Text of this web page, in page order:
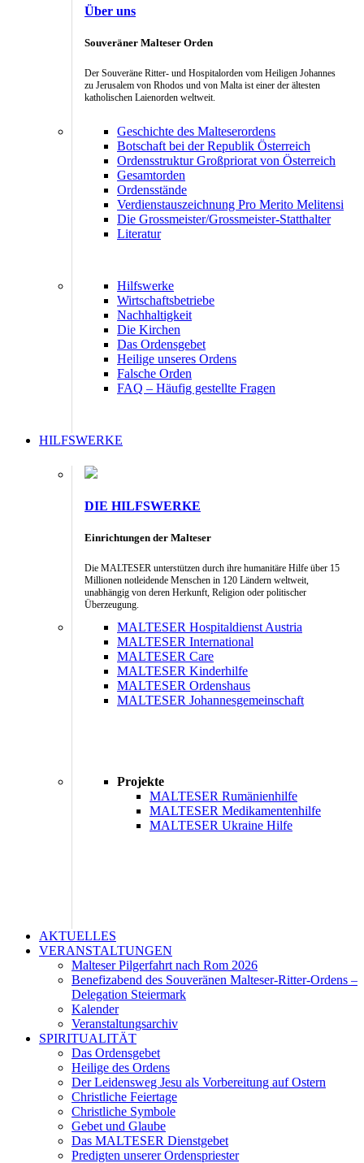
Über uns
Souveräner Malteser Orden
Der Souveräne Ritter- und Hospitalorden vom Heiligen Johannes
zu Jerusalem von Rhodos und von Malta ist einer der ältesten
katholischen Laienorden weltweit.
Geschichte des Malteserordens
Botschaft bei der Republik Österreich
Ordensstruktur Großpriorat von Österreich
Gesamtorden
Ordensstände
Verdienstauszeichnung Pro Merito Melitensi
Die Grossmeister/Grossmeister-Statthalter
Literatur
Hilfswerke
Wirtschaftsbetriebe
Nachhaltigkeit
Die Kirchen
Das Ordensgebet
Heilige unseres Ordens
Falsche Orden
FAQ – Häufig gestellte Fragen
HILFSWERKE
DIE HILFSWERKE
Einrichtungen der Malteser
Die MALTESER unterstützen durch ihre humanitäre Hilfe über 15
Millionen notleidende Menschen in 120 Ländern weltweit,
unabhängig von deren Herkunft, Religion oder politischer
Überzeugung.
MALTESER Hospitaldienst Austria
MALTESER International
MALTESER Care
MALTESER Kinderhilfe
MALTESER Ordenshaus
MALTESER Johannesgemeinschaft
Projekte
MALTESER Rumänienhilfe
MALTESER Medikamentenhilfe
MALTESER Ukraine Hilfe
AKTUELLES
VERANSTALTUNGEN
Malteser Pilgerfahrt nach Rom 2026
Benefizabend des Souveränen Malteser-Ritter-Ordens –
Delegation Steiermark
Kalender
Veranstaltungsarchiv
SPIRITUALITÄT
Das Ordensgebet
Heilige des Ordens
Der Leidensweg Jesu als Vorbereitung auf Ostern
Christliche Feiertage
Christliche Symbole
Gebet und Glaube
Das MALTESER Dienstgebet
Predigten unserer Ordenspriester